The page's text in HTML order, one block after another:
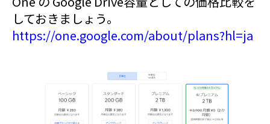
しておきましょう。
https://one.google.com/about/plans?hl=ja